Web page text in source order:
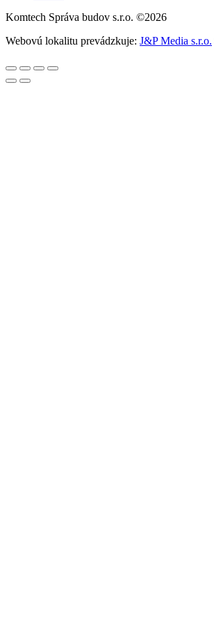
Komtech Správa budov s.r.o. ©2026
Webovú lokalitu prevádzkuje: J&P Media s.r.o.